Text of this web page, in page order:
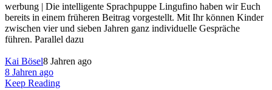
werbung | Die intelligente Sprachpuppe Lingufino haben wir Euch
bereits in einem früheren Beitrag vorgestellt. Mit Ihr können Kinder
zwischen vier und sieben Jahren ganz individuelle Gespräche
führen. Parallel dazu
Kai Bösel8 Jahren ago
8 Jahren ago
Keep Reading